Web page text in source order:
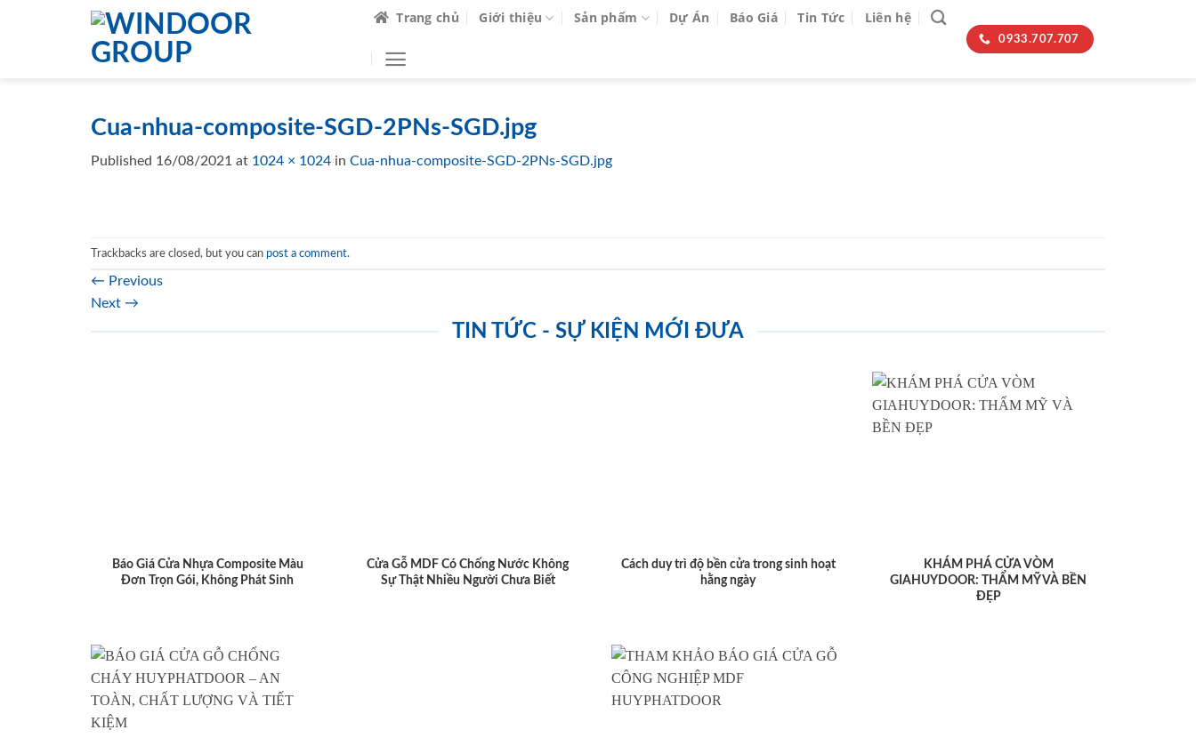
Trang chủ Giới thiệu Sản phẩm Dự Án Báo Giá Tin Tức Liên hệ
0933.707.707
Cua-nhua-composite-SGD-2PNs-SGD.jpg
Published 16/08/2021 at 1024 × 1024 in Cua-nhua-composite-SGD-2PNs-SGD.jpg
Trackbacks are closed, but you can post a comment.
← Previous
Next →
TIN TỨC - SỰ KIỆN MỚI ĐƯA
Báo Giá Cửa Nhựa Composite Màu
Đơn Trọn Gói, Không Phát Sinh
Cửa Gỗ MDF Có Chống Nước Không
Sự Thật Nhiều Người Chưa Biết
Cách duy trì độ bền cửa trong sinh hoạt
hằng ngày
KHÁM PHÁ CỬA VÒM
GIAHUYDOOR: THẨM MỸ VÀ BỀN
ĐẸP